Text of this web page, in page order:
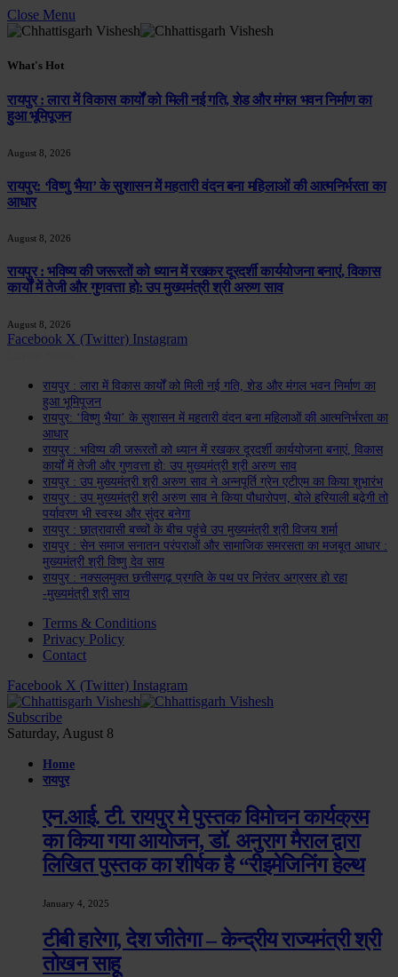
Close Menu
What's Hot
रायपुर : लारा में विकास कार्यों को मिली नई गति, शेड और मंगल भवन निर्माण का
हुआ भूमिपूजन
August 8, 2026
रायपुर: ‘विष्णु भैया’ के सुशासन में महतारी वंदन बना महिलाओं की आत्मनिर्भरता का
आधार
August 8, 2026
रायपुर : भविष्य की जरूरतों को ध्यान में रखकर दूरदर्शी कार्ययोजना बनाएं, विकास
कार्यों में तेजी और गुणवत्ता हो: उप मुख्यमंत्री श्री अरुण साव
August 8, 2026
Facebook X (Twitter) Instagram
रायपुर : लारा में विकास कार्यों को मिली नई गति, शेड और मंगल भवन निर्माण का
हुआ भूमिपूजन
रायपुर: ‘विष्णु भैया’ के सुशासन में महतारी वंदन बना महिलाओं की आत्मनिर्भरता का
आधार
रायपुर : भविष्य की जरूरतों को ध्यान में रखकर दूरदर्शी कार्ययोजना बनाएं, विकास
कार्यों में तेजी और गुणवत्ता हो: उप मुख्यमंत्री श्री अरुण साव
रायपुर : उप मुख्यमंत्री श्री अरुण साव ने अन्नपूर्ति ग्रेन एटीएम का किया शुभारंभ
रायपुर : उप मुख्यमंत्री श्री अरुण साव ने किया पौधारोपण, बोले हरियाली बढ़ेगी तो
पर्यावरण भी स्वस्थ और सुंदर बनेगा
रायपुर : छात्रावासी बच्चों के बीच पहुंचे उप मुख्यमंत्री श्री विजय शर्मा
रायपुर : सेन समाज सनातन परंपराओं और सामाजिक समरसता का मजबूत आधार :
मुख्यमंत्री श्री विष्णु देव साय
रायपुर : नक्सलमुक्त छत्तीसगढ़ प्रगति के पथ पर निरंतर अग्रसर हो रहा
-मुख्यमंत्री श्री साय
Terms & Conditions
Privacy Policy
Contact
Facebook X (Twitter) Instagram
Subscribe
Saturday, August 8
Home
रायपुर
एन.आई. टी. रायपुर मे पुस्तक विमोचन कार्यक्रम
का किया गया आयोजन, डॉ. अनुराग मैराल द्वारा
लिखित पुस्तक का शीर्षक है “रीइमेजिनिंग हेल्थ
January 4, 2025
टीबी हारेगा, देश जीतेगा – केन्द्रीय राज्यमंत्री श्री
तोखन साहू